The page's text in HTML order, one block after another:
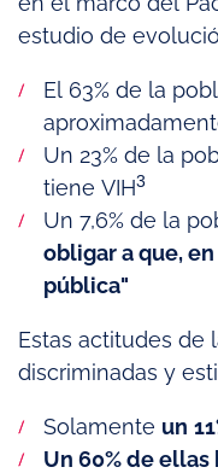
estudio de
El 63% de la
Un 23% de la
tiene VIH3
Un 7,6% de la
obligar a que,
pública"
Estas actitudes de
discriminadas y
Solamente un
Un 60% de